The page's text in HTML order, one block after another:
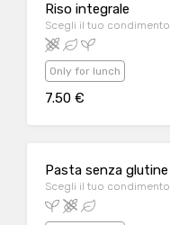
Riso integrale
Scegli il tuo condimento
Only for lunch
7.50 €
Pasta senza glutine
Scegli il tuo condimento